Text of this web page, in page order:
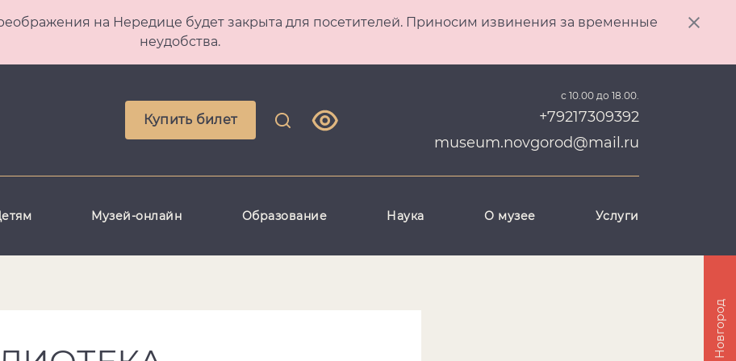
на Нередице будет закрыта для посетителей. Приносим извинения за временные
неудобства.
Купить билет
с 10.00 до 18.00.
+79217309392
museum.novgorod@mail.ru
Музей-онлайн Образование Наука О музее Услуги